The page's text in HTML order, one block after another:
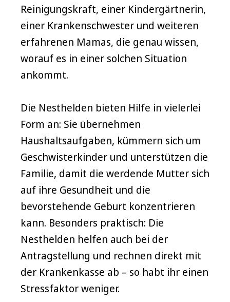
Reinigungskraft, einer Kindergärtnerin,
einer Krankenschwester und weiteren
erfahrenen Mamas, die genau wissen,
worauf es in einer solchen Situation
ankommt.
Die Nesthelden bieten Hilfe in vielerlei
Form an: Sie übernehmen
Haushaltsaufgaben, kümmern sich um
Geschwisterkinder und unterstützen die
Familie, damit die werdende Mutter sich
auf ihre Gesundheit und die
bevorstehende Geburt konzentrieren
kann. Besonders praktisch: Die
Nesthelden helfen auch bei der
Antragstellung und rechnen direkt mit
der Krankenkasse ab – so habt ihr einen
Stressfaktor weniger.